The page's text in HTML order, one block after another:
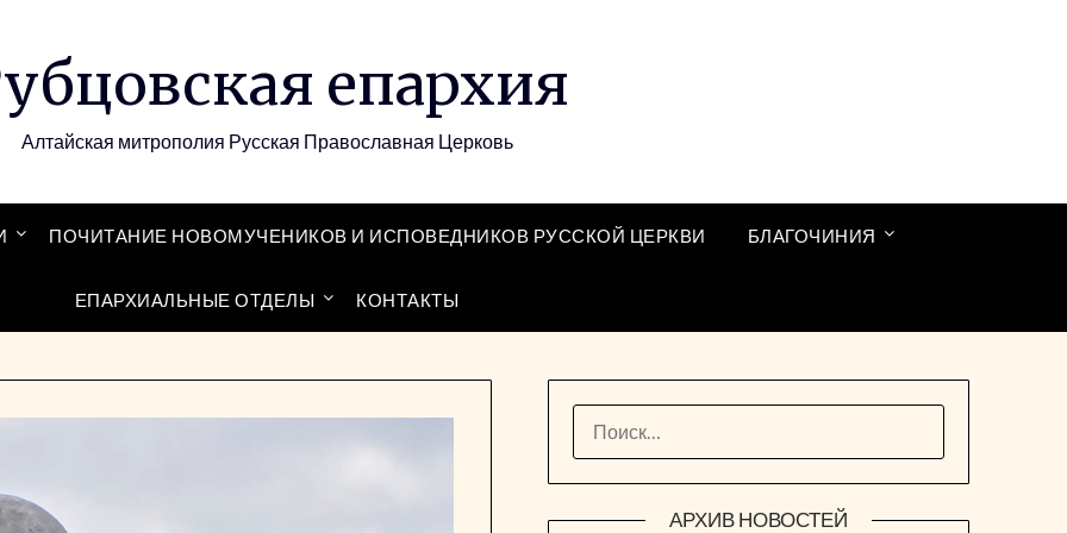
епархия
Алтайская митрополия Русская Православная Церковь
ПОЧИТАНИЕ НОВОМУЧЕНИКОВ И ИСПОВЕДНИКОВ РУССКОЙ ЦЕРКВИ БЛАГОЧИНИЯ
ЕПАРХИАЛЬНЫЕ ОТДЕЛЫ КОНТАКТЫ
АРХИВ НОВОСТЕЙ